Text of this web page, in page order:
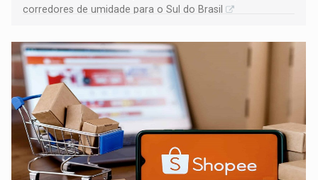
corredores de umidade para o Sul do Brasil